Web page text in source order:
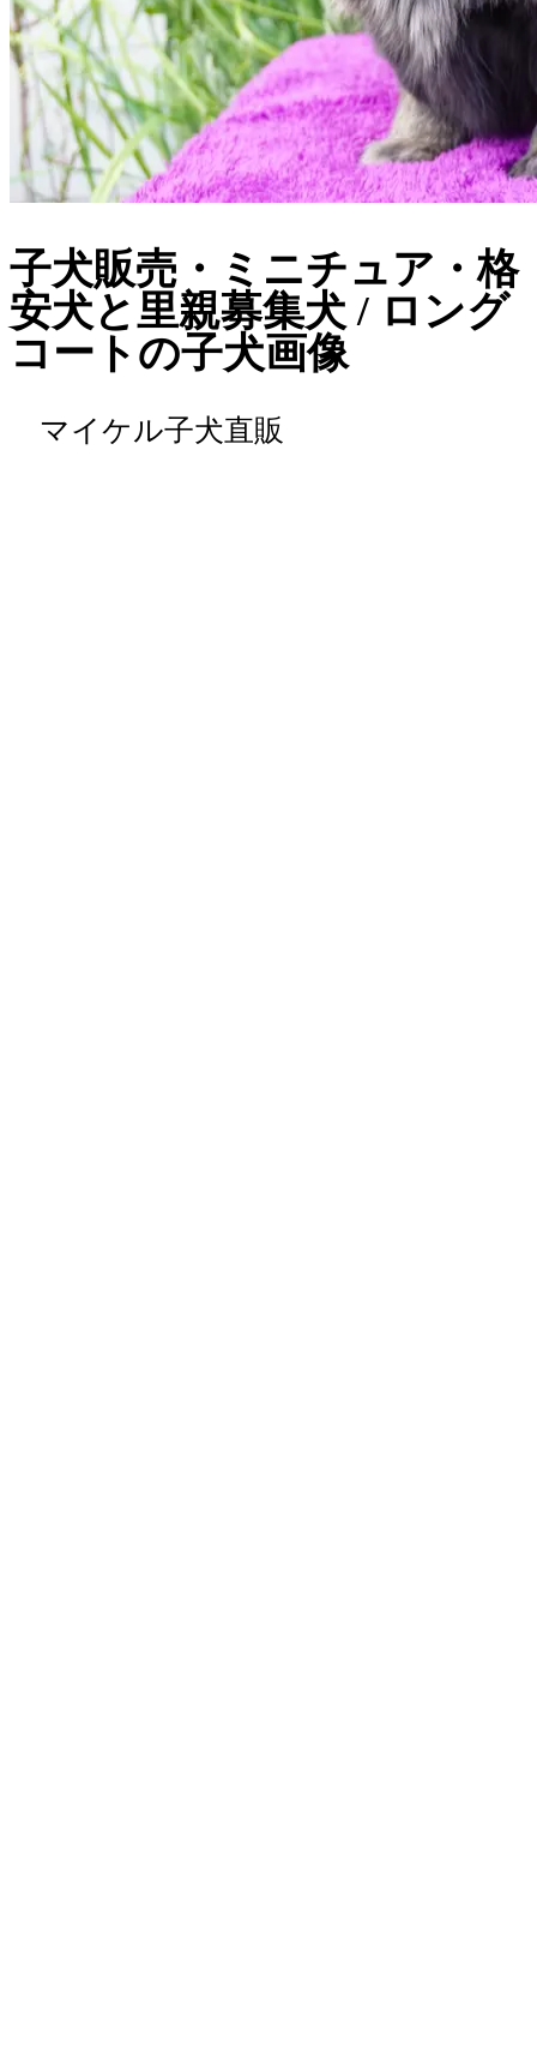
子犬販売・ミニチュア・格
安犬と里親募集犬 / ロング
コートの子犬画像
マイケル子犬直販